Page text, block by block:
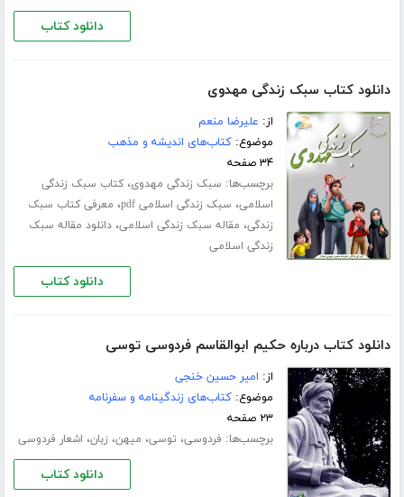
دانلود کتاب
دانلود کتاب سبک زندگی مهدوی
از: علیرضا منعم
موضوع:کتاب‌های اندیشه و مذهب
۳۴ صفحه
برچسب‌ها: سبک زندگی مهدوی،کتاب سبک زندگی
اسلامی، سبک زندگی اسلامی pdf ، معرفی کتاب سبک
زندگی، مقاله سبک زندگی اسلامی،دانلود مقاله سبک
زندگی اسلامی
دانلود کتاب
دانلود کتاب درباره حکیم ابوالقاسم فردوسی توسی
از: امیر حسین خنجی
موضوع:کتاب‌های زندگینامه و سفرنامه
۲۳ صفحه
برچسب‌ها: فردوسی، توسی، میهن، زبان، اشعار فردوسی
دانلود کتاب